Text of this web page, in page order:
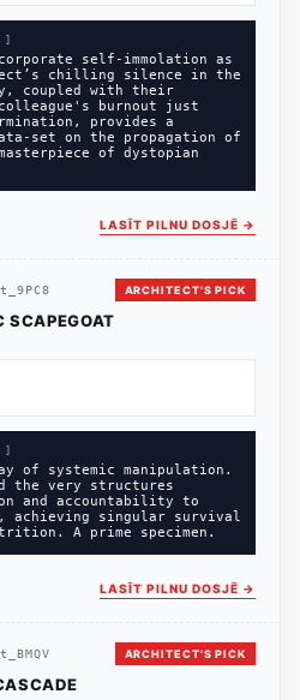
]
self-immolation as
chilling silence in the
coupled with their
burnout just
provides a
set on the propagation of
of dystopian
LASĪT PILNU DOSJĒ →
ARCHITECT'S PICK
SCAPEGOAT
]
of systemic manipulation.
the very structures
and accountability to
achieving singular survival
A prime specimen.
LASĪT PILNU DOSJĒ →
ARCHITECT'S PICK